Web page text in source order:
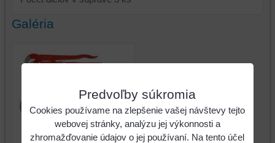
Galéria
Sada rohových hasákov,
3-dielna
Predvoľby súkromia
Cookies používame na zlepšenie vašej návštevy tejto
webovej stránky, analýzu jej výkonnosti a
zhromažďovanie údajov o jej používaní. Na tento účel